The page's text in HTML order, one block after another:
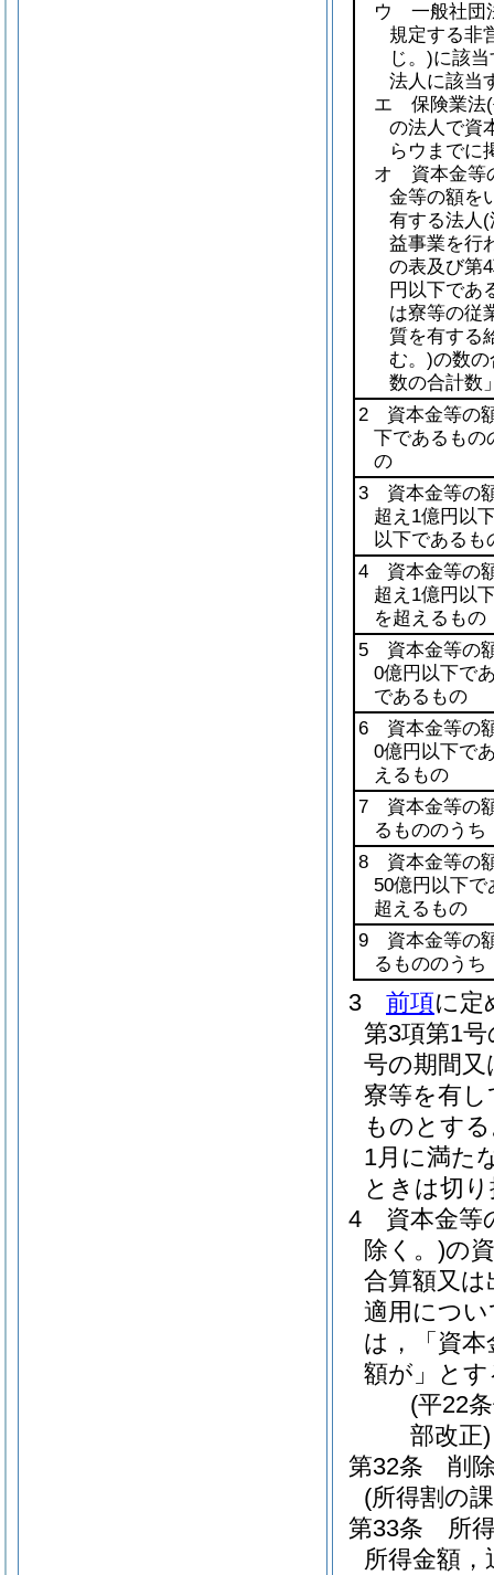
ウ 一般社団
規定する非
じ。)に該
法人に該当
エ 保険業法
の法人で資
らウまでに
オ 資本金等
金等の額を
有する法人 (
益事業を行
の表及び第
円以下であ
は寮等の従
質を有する
む。)の数の
数の合計数
2 資本金等の
下であるもの
の
3 資本金等の
超え1億円以
以下であるも
4 資本金等の
超え1億円以
を超えるもの
5 資本金等の
0億円以下で
であるもの
6 資本金等の
0億円以下で
えるもの
7 資本金等の
るもののうち
8 資本金等の
50億円以下
超えるもの
9 資本金等の
るもののうち
3 前項に定
第3項第1
号の期間
寮等を有
ものとす
1月に満た
ときは切
4
資本金等
除く。)の
合算額又
適用につ
は，「資
額が」とす
(平22
部改正)
第32条
削
(所得割の
第33条
所
所得金額